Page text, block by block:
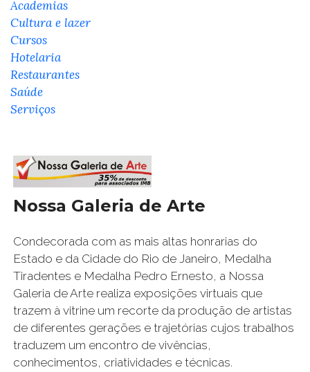
Academias
Cultura e lazer
Cursos
Hotelaria
Restaurantes
Saúde
Serviços
Nossa Galeria de Arte
Condecorada com as mais altas honrarias do
Estado e da Cidade do Rio de Janeiro, Medalha
Tiradentes e Medalha Pedro Ernesto, a Nossa
Galeria de Arte realiza exposições virtuais que
trazem à vitrine um recorte da produção de artistas
de diferentes gerações e trajetórias cujos trabalhos
traduzem um encontro de vivências,
conhecimentos, criatividades e técnicas.